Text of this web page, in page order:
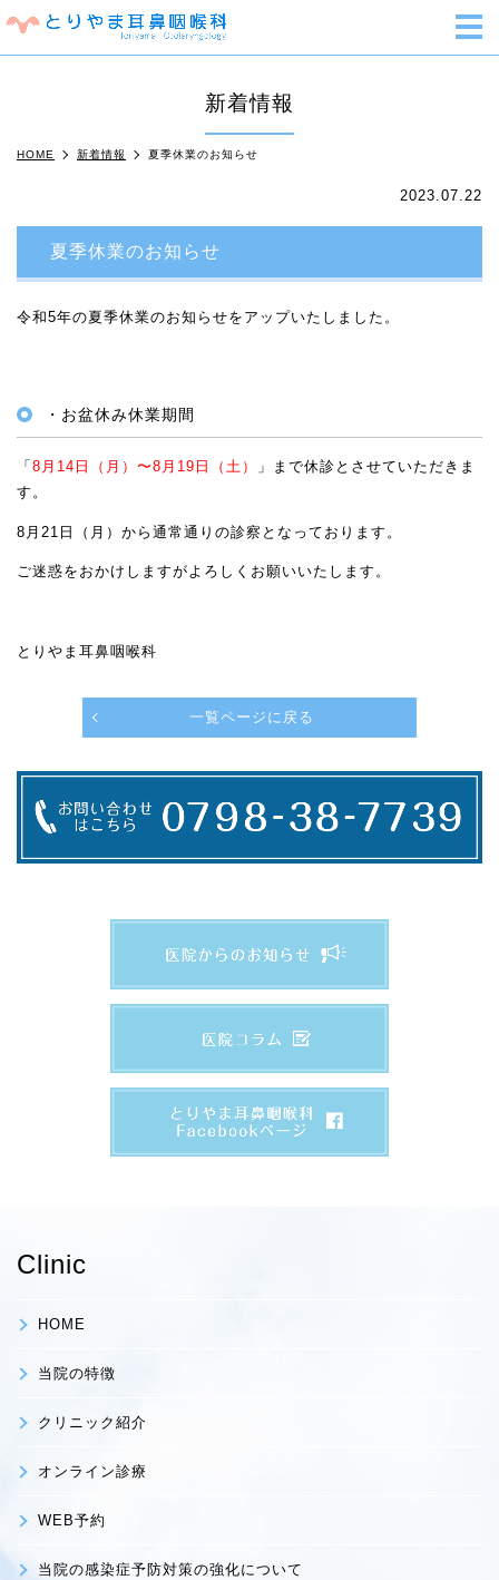
新着情報
HOME 新着情報 夏季休業のお知らせ
2023.07.22
夏季休業のお知らせ
令和5年の夏季休業のお知らせをアップいたしました。
・お盆休み休業期間
「 8月14日（月）〜8月19日（土）
」まで休診とさせていただきま
す。
8月21日（月）から通常通りの診察となっております。
ご迷惑をおかけしますがよろしくお願いいたします。
とりやま耳鼻咽喉科
一覧ページに戻る
Clinic
HOME
当院の特徴
クリニック紹介
オンライン診療
WEB予約
当院の感染症予防対策の強化について